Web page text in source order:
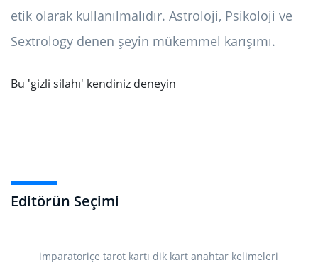
Editörün Seçimi
imparatoriçe tarot kartı dik kart anahtar kelimeleri
etik olarak kullanılmalıdır. Astroloji, Psikoloji ve
Sextrology denen şeyin mükemmel karışımı.
Bu 'gizli silahı' kendiniz deneyin